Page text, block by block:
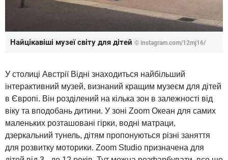
Найцікавіші музеї світу для дітей © instagram.com/12mj16/
У столиці Австрії Відні знаходиться найбільший
інтерактивний музей, визнаний кращим музеєм для дітей
в Європі. Він розділений на кілька зон в залежності від
віку та вподобань дитини. У зоні Zoom Океан для самих
маленьких розташовані гірки, водні матраци,
дзеркальний тунель, дітям пропонуються різні заняття
для розвитку моторики. Zoom Studio призначена для